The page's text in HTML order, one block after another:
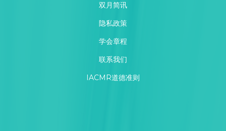
双月简讯
隐私政策
学会章程
联系我们
IACMR道德准则